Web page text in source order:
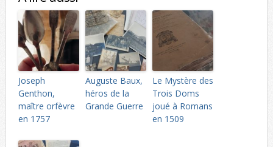
Joseph
Genthon,
maître orfèvre
en 1757
Auguste Baux,
héros de la
Grande Guerre
Le Mystère des
Trois Doms
joué à Romans
en 1509